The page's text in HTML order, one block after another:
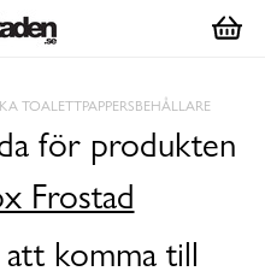
TOALETTPAPPERSBEHÅLLARE
för produkten
Frostad
komma till